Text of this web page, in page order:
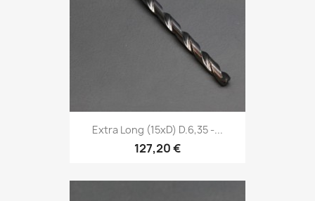
Extra Long (15xD) D.6,35 -...
127,20 €